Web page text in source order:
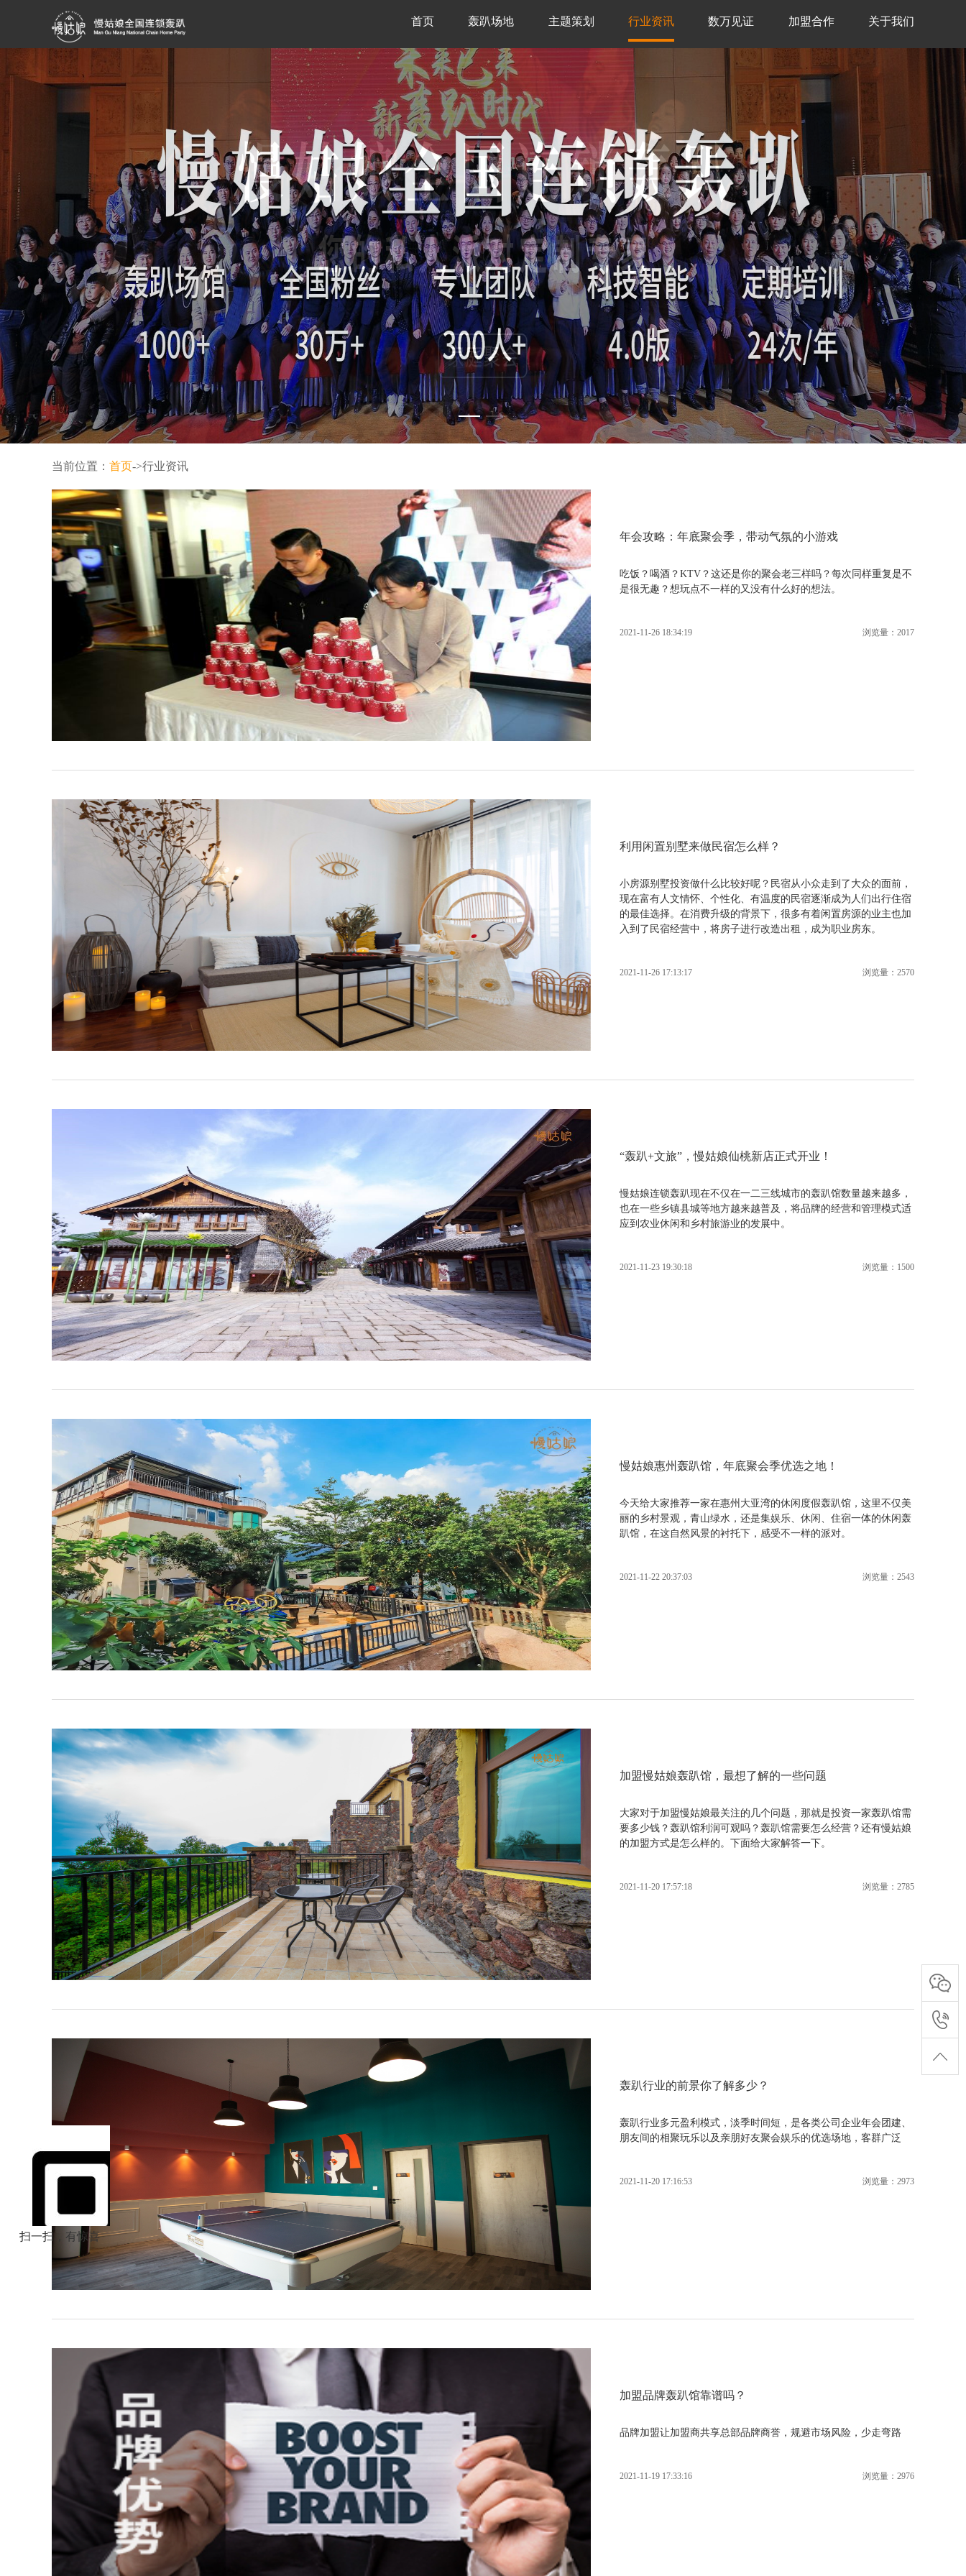
首页 轰趴场地 主题策划 行业资讯 数万见证 加盟合作 关于我们
当前位置： 首页->行业资讯
年会攻略：年底聚会季，带动气氛的小游戏
吃饭？喝酒？KTV？这还是你的聚会老三样吗？每次同样重复是不
是很无趣？想玩点不一样的又没有什么好的想法。
2021-11-26 18:34:19 浏览量：2017
利用闲置别墅来做民宿怎么样？
小房源别墅投资做什么比较好呢？民宿从小众走到了大众的面前，
现在富有人文情怀、个性化、有温度的民宿逐渐成为人们出行住宿
的最佳选择。在消费升级的背景下，很多有着闲置房源的业主也加
入到了民宿经营中，将房子进行改造出租，成为职业房东。
2021-11-26 17:13:17 浏览量：2570
“轰趴+文旅”，慢姑娘仙桃新店正式开业！
慢姑娘连锁轰趴现在不仅在一二三线城市的轰趴馆数量越来越多，
也在一些乡镇县城等地方越来越普及，将品牌的经营和管理模式适
应到农业休闲和乡村旅游业的发展中。
2021-11-23 19:30:18 浏览量：1500
慢姑娘惠州轰趴馆，年底聚会季优选之地！
今天给大家推荐一家在惠州大亚湾的休闲度假轰趴馆，这里不仅美
丽的乡村景观，青山绿水，还是集娱乐、休闲、住宿一体的休闲轰
趴馆，在这自然风景的衬托下，感受不一样的派对。
2021-11-22 20:37:03 浏览量：2543
加盟慢姑娘轰趴馆，最想了解的一些问题
大家对于加盟慢姑娘最关注的几个问题，那就是投资一家轰趴馆需
要多少钱？轰趴馆利润可观吗？轰趴馆需要怎么经营？还有慢姑娘
的加盟方式是怎么样的。下面给大家解答一下。
2021-11-20 17:57:18 浏览量：2785
轰趴行业的前景你了解多少？
轰趴行业多元盈利模式，淡季时间短，是各类公司企业年会团建、
朋友间的相聚玩乐以及亲朋好友聚会娱乐的优选场地，客群广泛
2021-11-20 17:16:53 浏览量：2973
加盟品牌轰趴馆靠谱吗？
品牌加盟让加盟商共享总部品牌商誉，规避市场风险，少走弯路
2021-11-19 17:33:16 浏览量：2976
扫一扫，有惊喜